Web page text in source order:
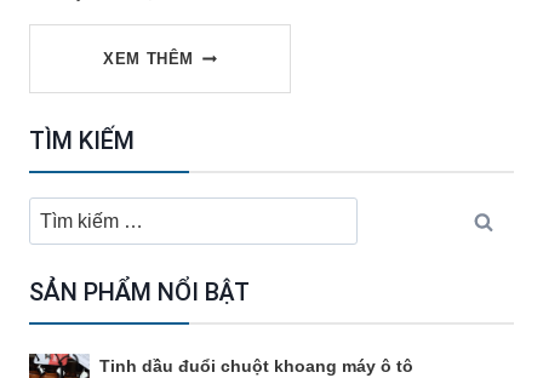
XEM THÊM ELON
CHIẾC
TÌM KIẾM
Tìm
kiếm
SẢN PHẨM NỔI BẬT
Tinh dầu đuổi chuột khoang máy ô tô